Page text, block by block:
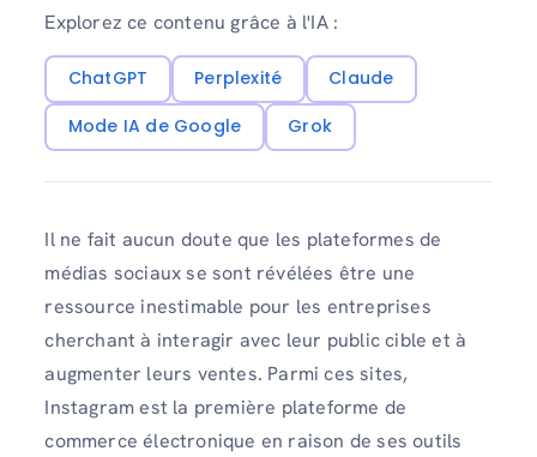
Explorez ce contenu grâce à l'IA :
ChatGPT Perplexité
Claude
Mode IA de Google
Grok
Il ne fait aucun doute que les plateformes de
médias sociaux se sont révélées être une
ressource inestimable pour les entreprises
cherchant à interagir avec leur public cible et à
augmenter leurs ventes. Parmi ces sites,
Instagram est la première plateforme de
commerce électronique en raison de ses outils